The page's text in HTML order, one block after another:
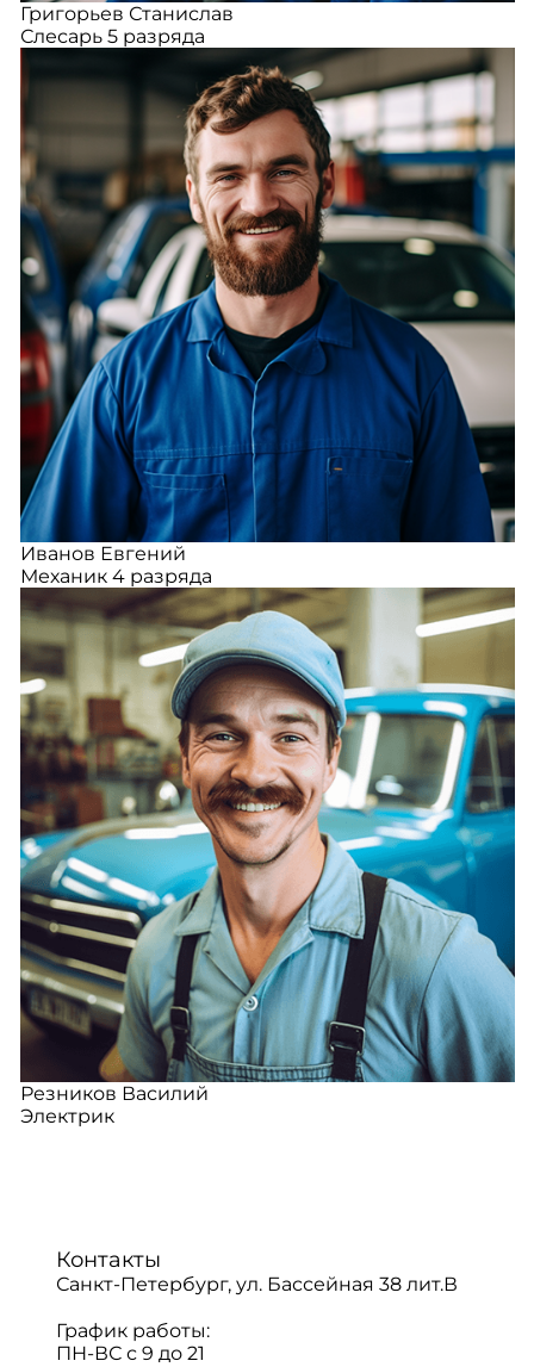
Григорьев Станислав
Слесарь 5 разряда
Иванов Евгений
Механик 4 разряда
Резников Василий
Электрик
Контакты
Санкт-Петербург, ул. Бассейная 38 лит.В
График работы:
ПН-ВС с 9 до 21